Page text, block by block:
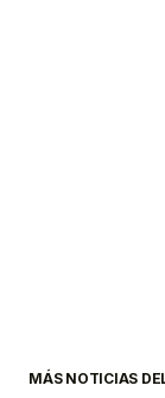
MÁS NOTICIAS